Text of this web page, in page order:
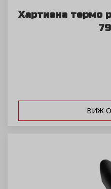
Хартиена термо
ВИЖ